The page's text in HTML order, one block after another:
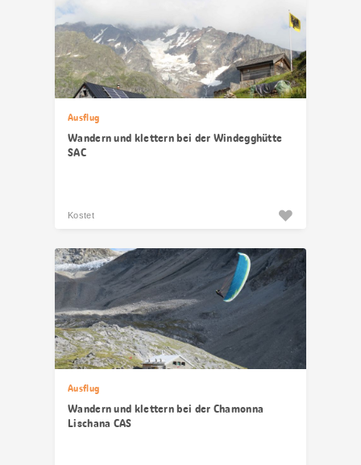
Ausflug
Wandern und klettern bei der Windegghütte
SAC
Kostet
Ausflug
Wandern und klettern bei der Chamonna
Lischana CAS